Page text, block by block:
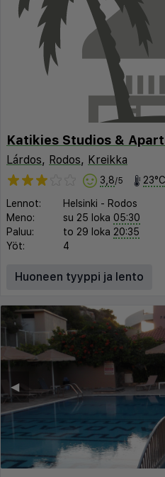
Katikies Studios &
Lárdos, Rodos, Kreikka
3,8/5 23°C
Lennot: Helsinki - Rodos
Meno:
su 25 loka 05:30
Paluu:
to 29 loka 20:35
Yöt:
4
Huoneen tyyppi ja lento
◀︎